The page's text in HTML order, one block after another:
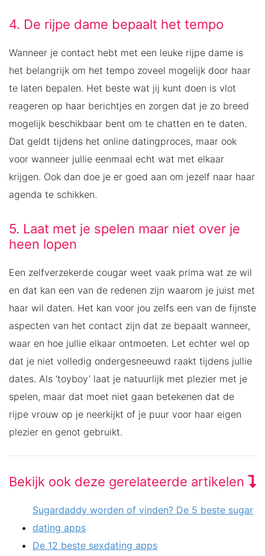
4. De rijpe dame bepaalt het tempo
Wanneer je contact hebt met een leuke rijpe dame is
het belangrijk om het tempo zoveel mogelijk door haar
te laten bepalen. Het beste wat jij kunt doen is vlot
reageren op haar berichtjes en zorgen dat je zo breed
mogelijk beschikbaar bent om te chatten en te daten.
Dat geldt tijdens het online datingproces, maar ook
voor wanneer jullie eenmaal echt wat met elkaar
krijgen. Ook dan doe je er goed aan om jezelf naar haar
agenda te schikken.
5. Laat met je spelen maar niet over je
heen lopen
Een zelfverzekerde cougar weet vaak prima wat ze wil
en dat kan een van de redenen zijn waarom je juist met
haar wil daten. Het kan voor jou zelfs een van de fijnste
aspecten van het contact zijn dat ze bepaalt wanneer,
waar en hoe jullie elkaar ontmoeten. Let echter wel op
dat je niet volledig ondergesneeuwd raakt tijdens jullie
dates. Als ‘toyboy’ laat je natuurlijk met plezier met je
spelen, maar dat moet niet gaan betekenen dat de
rijpe vrouw op je neerkijkt of je puur voor haar eigen
plezier en genot gebruikt.
Bekijk ook deze gerelateerde artikelen
Sugardaddy worden of vinden? De 5 beste sugar
dating apps
De 12 beste sexdating apps